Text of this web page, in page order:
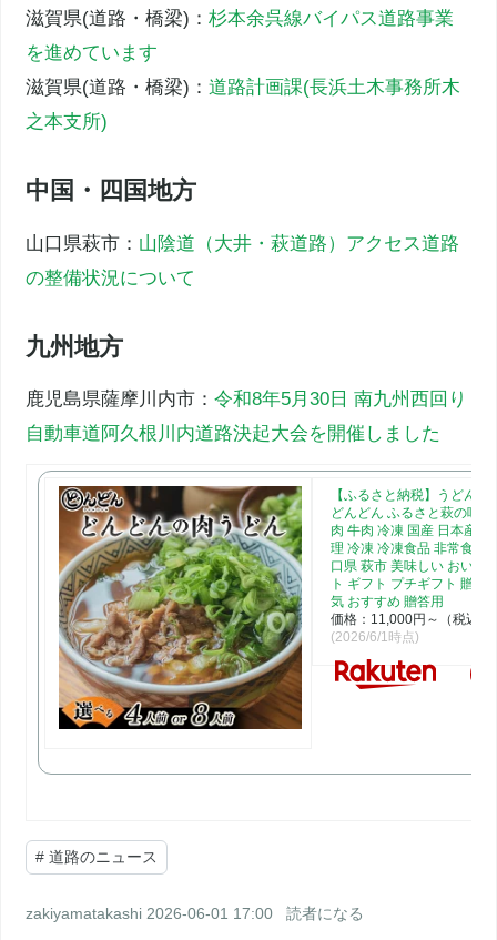
滋賀県(道路・橋梁)：杉本余呉線バイパス道路事業
を進めています
滋賀県(道路・橋梁)：道路計画課(長浜土木事務所木
之本支所)
中国・四国地方
山口県萩市： 山陰道（大井・萩道路）アクセス道路
の整備状況について
九州地方
鹿児島県薩摩川内市：令和8年5月30日 南九州西回り
自動車道阿久根川内道路決起大会を開催しました
【ふるさと納税】うどん
どんどん ふるさと萩の味
肉 牛肉 冷凍 国産 日本産
理 冷凍 冷凍食品 非常食 保
口県 萩市 美味しい おいし
ト ギフト プチギフト 贈り
気 おすすめ 贈答用
価格：11,000円～（税込、
(2026/6/1時点)
# 道路のニュース
zakiyamatakashi 2026-06-01 17:00 読者になる